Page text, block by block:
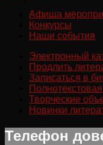
Афиша
Конкурсы
Наши события
Электронный
Продлить
Записаться в
Творческие
Новинки
Телефон